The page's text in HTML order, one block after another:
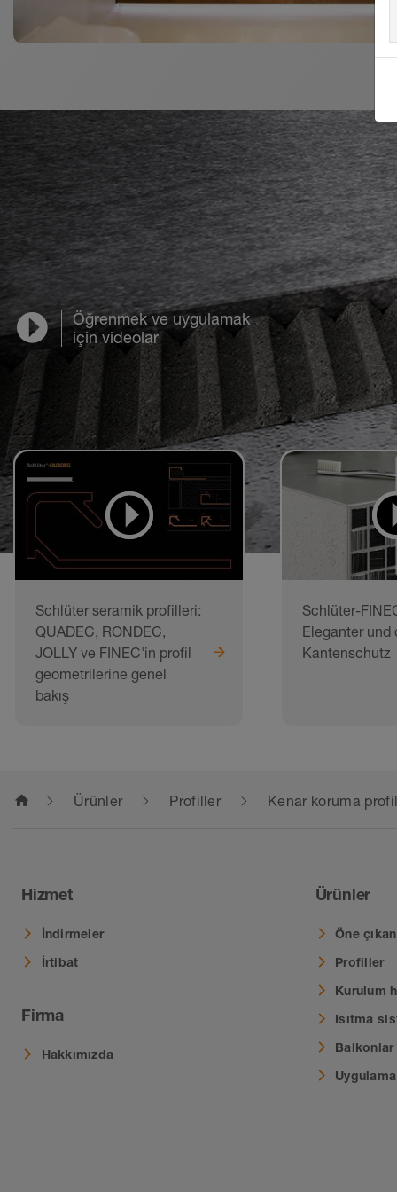
Öğrenmek ve uygulamak
için videolar
Schlüter seramik profilleri:
QUADEC, RONDEC,
JOLLY ve FINEC'in profil
geometrilerine genel
bakış
Schlüter-
Eleganter und
Kantenschutz
home Ürünler Profiller Kenar koruma
Hizmet
İndirmeler
İrtibat
Firma
Hakkımızda
Ürünler
Öne
Profiller
Kurulum
Isıtma
Uygulama